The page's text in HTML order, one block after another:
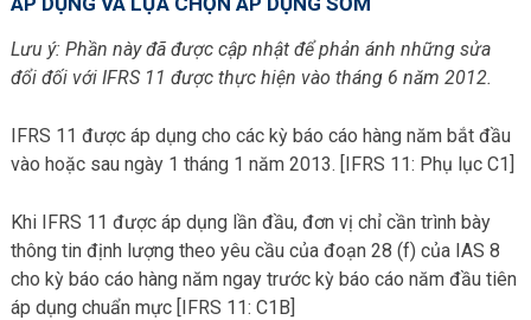
Lưu ý: Phần này đã được cập nhật để phản ánh những sửa
đổi đối với IFRS 11 được thực hiện vào tháng 6 năm 2012.
IFRS 11 được áp dụng cho các kỳ báo cáo hàng năm bắt đầu
vào hoặc sau ngày 1 tháng 1 năm 2013. [IFRS 11: Phụ lục C1]
Khi IFRS 11 được áp dụng lần đầu, đơn vị chỉ cần trình bày
thông tin định lượng theo yêu cầu của đoạn 28 (f) của IAS 8
cho kỳ báo cáo hàng năm ngay trước kỳ báo cáo năm đầu tiên
áp dụng chuẩn mực [IFRS 11: C1B]